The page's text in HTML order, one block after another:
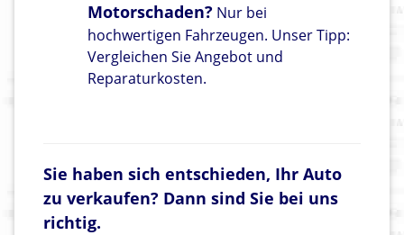
Motorschaden? Nur bei
hochwertigen Fahrzeugen. Unser Tipp:
Vergleichen Sie Angebot und
Reparaturkosten.
Sie haben sich entschieden, Ihr Auto
zu verkaufen? Dann sind Sie bei uns
richtig.